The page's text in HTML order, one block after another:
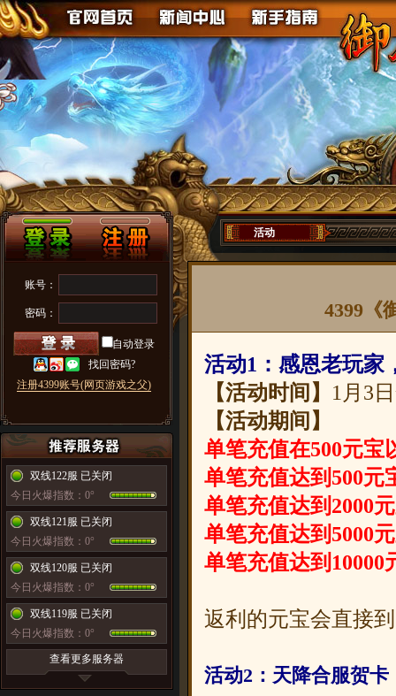
活动
4399《
活动1：感恩老玩家
【活动时间】 1月3
【活动期间】
单笔充值在500元宝
单笔充值达到500元
单笔充值达到2000
单笔充值达到5000
单笔充值达到10000
返利的元宝会直接
活动2：天降合服贺卡
账号：
密码：
自动登录
找回密码?
注册4399账号(网页游戏之父)
双线122服 已关闭
今日火爆指数：0°
双线121服 已关闭
今日火爆指数：0°
双线120服 已关闭
今日火爆指数：0°
双线119服 已关闭
今日火爆指数：0°
查看更多服务器